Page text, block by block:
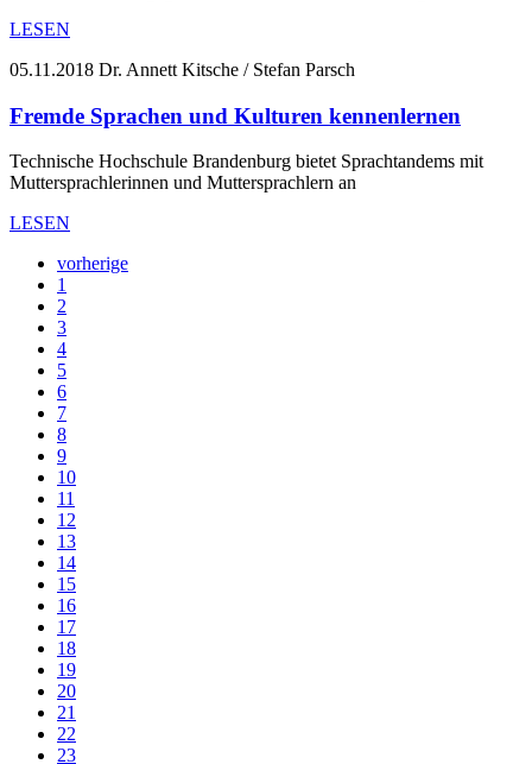
LESEN
05.11.2018 Dr. Annett Kitsche / Stefan Parsch
Fremde Sprachen und Kulturen kennenlernen
Technische Hochschule Brandenburg bietet Sprachtandems mit
Muttersprachlerinnen und Muttersprachlern an
LESEN
vorherige
1
2
3
4
5
6
7
8
9
10
11
12
13
14
15
16
17
18
19
20
21
22
23